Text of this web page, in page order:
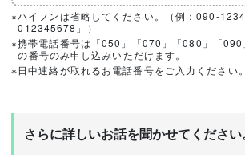
※ハイフンは省略してください。（例：090-
012345678」）
※携帯電話番号は「050」「070」「080」「090
の番号のみ申し込みいただけます。
※日中連絡が取れるお電話番号をご入力ください。
さらに詳しいお話を聞かせてください